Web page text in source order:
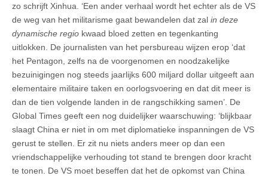
zo schrijft Xinhua. ‘Een ander verhaal wordt het echter als de VS
de weg van het militarisme gaat bewandelen dat zal in deze
dynamische regio kwaad bloed zetten en tegenkanting
uitlokken. De journalisten van het persbureau wijzen erop ‘dat
het Pentagon, zelfs na de voorgenomen en noodzakelijke
bezuinigingen nog steeds jaarlijks 600 miljard dollar uitgeeft aan
elementaire militaire taken en oorlogsvoering en dat dit meer is
dan de tien volgende landen in de rangschikking samen’. De
Global Times geeft een nog duidelijker waarschuwing: ‘blijkbaar
slaagt China er niet in om met diplomatieke inspanningen de VS
gerust te stellen. Er zit nu niets anders meer op dan een
vriendschappelijke verhouding tot stand te brengen door kracht
te tonen. De VS moet beseffen dat het de opkomst van China